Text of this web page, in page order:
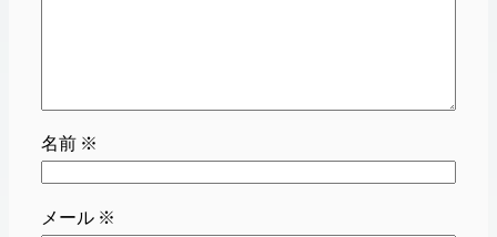
名前 ※
メール ※